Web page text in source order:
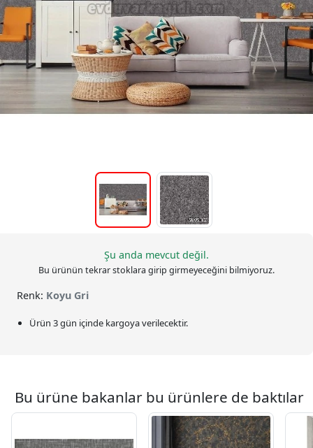
Şu anda mevcut değil.
Bu ürünün tekrar stoklara girip girmeyeceğini bilmiyoruz.
Renk: Koyu Gri
Ürün 3 gün içinde kargoya verilecektir.
Bu ürüne bakanlar bu ürünlere de baktılar